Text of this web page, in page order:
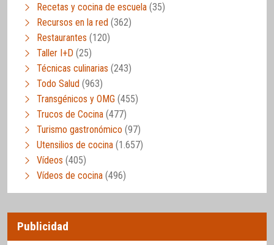
Recetas y cocina de escuela (35)
Recursos en la red (362)
Restaurantes (120)
Taller I+D (25)
Técnicas culinarias (243)
Todo Salud (963)
Transgénicos y OMG (455)
Trucos de Cocina (477)
Turismo gastronómico (97)
Utensilios de cocina (1.657)
Vídeos (405)
Vídeos de cocina (496)
Publicidad